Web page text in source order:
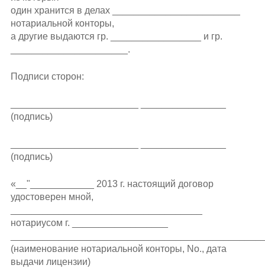
один хранится в делах ________________________
нотариальной конторы,
а другие выдаются гр. _________________ и гр.
______________________.
Подписи сторон:
(подпись)
(подпись)
«__"____________ 2013 г. настоящий договор
удостоверен мной,
нотариусом г. __________________
(наименование нотариальной конторы, Nо., дата
выдачи лицензии)